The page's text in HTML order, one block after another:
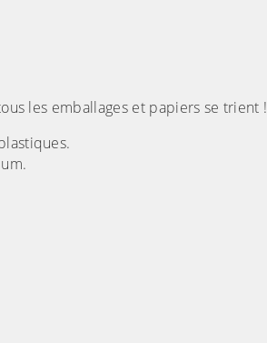
les emballages et papiers se trient !